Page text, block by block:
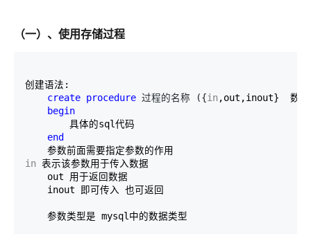
（一）、使用存储过程
创建语法:
create procedure 过程的名称 ({in ,out,inout}  数据
begin
        具体的sql代码
end
    参数前面需要指定参数的作用
in 表示该参数用于传入数据
    out 用于返回数据
    inout 即可传入 也可返回
    参数类型是 mysql中的数据类型